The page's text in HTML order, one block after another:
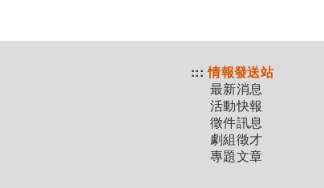
::: 情報發送站
最新消息
活動快報
徵件訊息
劇組徵才
專題文章